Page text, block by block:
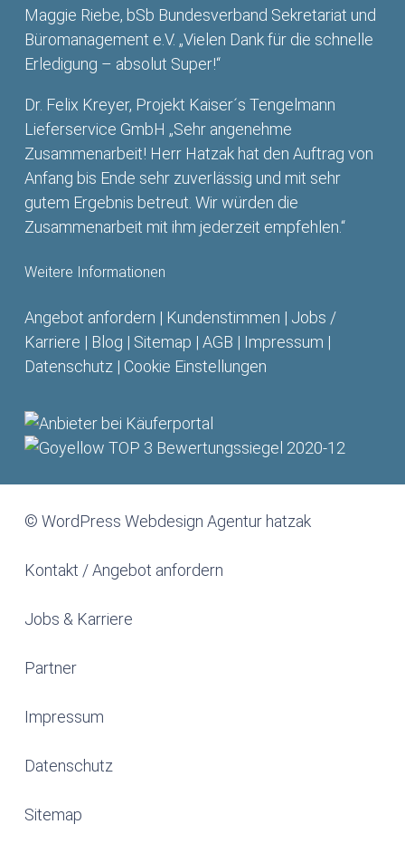
Maggie Riebe, bSb Bundesverband Sekretariat und
Büromanagement e.V. „Vielen Dank für die schnelle
Erledigung – absolut Super!“
Dr. Felix Kreyer, Projekt Kaiser´s Tengelmann
Lieferservice GmbH „Sehr angenehme
Zusammenarbeit! Herr Hatzak hat den Auftrag von
Anfang bis Ende sehr zuverlässig und mit sehr
gutem Ergebnis betreut. Wir würden die
Zusammenarbeit mit ihm jederzeit empfehlen.“
Weitere Informationen
Angebot anfordern | Kundenstimmen | Jobs /
Karriere | Blog | Sitemap | AGB | Impressum |
Datenschutz | Cookie Einstellungen
© WordPress Webdesign Agentur hatzak
Kontakt / Angebot anfordern
Jobs & Karriere
Partner
Impressum
Datenschutz
Sitemap